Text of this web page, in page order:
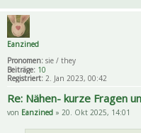
Eanzined
Pronomen: sie / they
Beiträge: 10
Registriert: 2. Jan 2023, 00:42
Re: Nähen- kurze Fragen
von Eanzined » 20. Okt 2025, 14:01